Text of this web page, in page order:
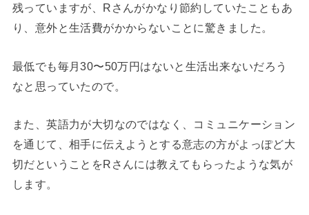
残っていますが、Rさんがかなり節約していたこともあ
り、意外と生活費がかからないことに驚きました。
最低でも毎月30〜50万円はないと生活出来ないだろう
なと思っていたので。
また、英語力が大切なのではなく、コミュニケーション
を通じて、相手に伝えようとする意志の方がよっぽど大
切だということをRさんには教えてもらったような気が
します。